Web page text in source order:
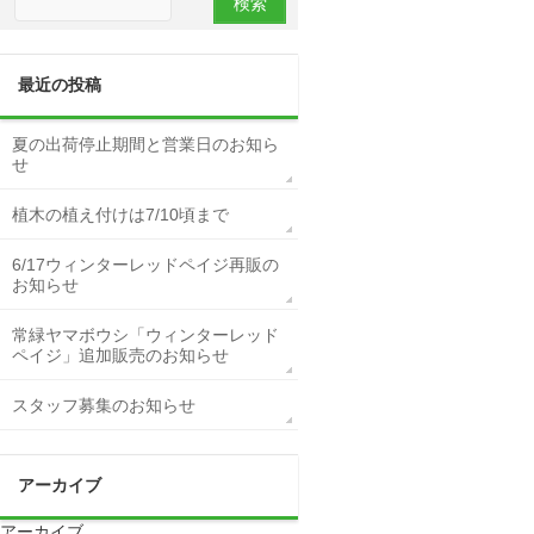
最近の投稿
夏の出荷停止期間と営業日のお知ら
せ
植木の植え付けは7/10頃まで
6/17ウィンターレッドペイジ再販の
お知らせ
常緑ヤマボウシ「ウィンターレッド
ペイジ」追加販売のお知らせ
スタッフ募集のお知らせ
アーカイブ